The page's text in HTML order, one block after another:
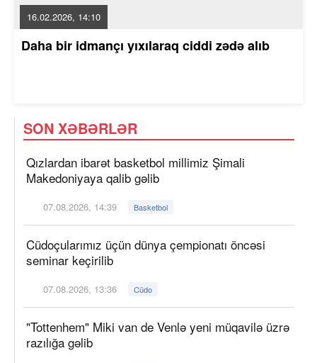
16.02.2026, 14:10
Daha bir idmançı yıxılaraq ciddi zədə alıb
SON XƏBƏRLƏR
Qızlardan ibarət basketbol millimiz Şimali
Makedoniyaya qalib gəlib
07.08.2026, 14:39 Basketbol
Cüdoçularımız üçün dünya çempionatı öncəsi
seminar keçirilib
07.08.2026, 13:36 Cüdo
"Tottenhem" Miki van de Venlə yeni müqavilə üzrə
razılığa gəlib